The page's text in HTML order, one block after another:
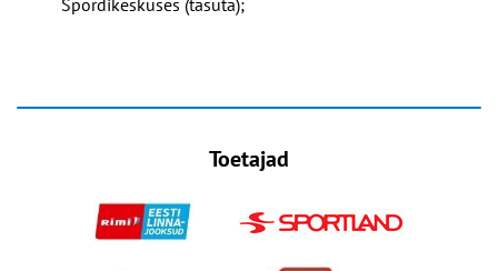
Spordikeskuses (tasuta);
Toetajad